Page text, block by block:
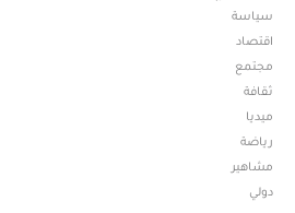
سياسة
اقتصاد
مجتمع
ثقافة
ميديا
رياضة
مشاهير
دولي